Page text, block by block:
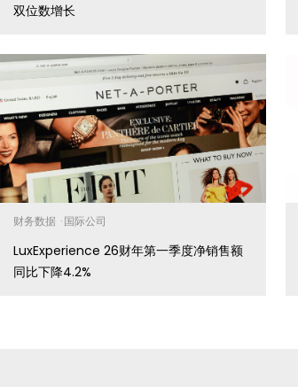
双位数增长
财务数据 ·国际公司
LuxExperience 26财年第一季度净销售额
同比下降4.2%